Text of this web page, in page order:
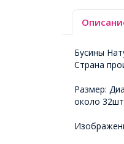
Бусины
Страна
Размер:
около